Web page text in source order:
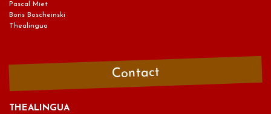
Pascal Miet
Boris Boscheinski
Thealingua
Contact
THEALINGUA